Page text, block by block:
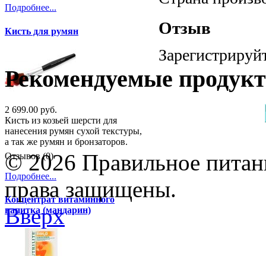
Отзыв
Подробнее...
Кисть для румян
2 699.00 руб.
Кисть из козьей шерсти для
нанесения румян сухой текстуры,
а так же румян и бронзаторов.
Отзывов (0)
Подробнее...
Концентрат витаминного
напитка (мандарин)
Рекомендуемые
© 2026 Правильное
права защищены.
Вверх